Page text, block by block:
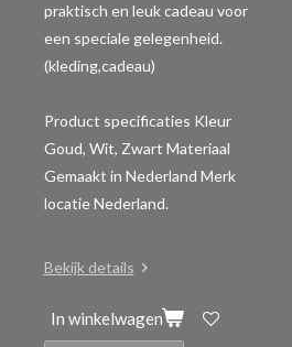
praktisch en leuk cadeau voor
een speciale gelegenheid.
(kleding,cadeau)
Product specificaties Kleur
Goud, Wit, Zwart Materiaal
Gemaakt in Nederland Merk
locatie Nederland.
Bekijk details
In winkelwagen